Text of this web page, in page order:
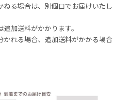
る場合は、別個口でお届けいたし
加送料がかかります。
れる場合、追加送料がかかる場合